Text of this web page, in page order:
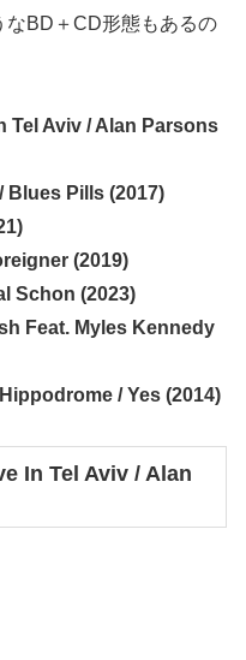
なBD＋CD形態もあるの
Tel Aviv / Alan Parsons
Blues Pills (2017)
(2019)
Schon (2023)
Feat. Myles Kennedy
/ Yes (2014)
In Tel Aviv / Alan